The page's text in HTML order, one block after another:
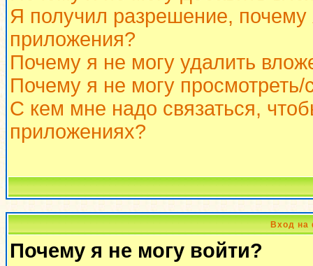
Я получил разрешение,
приложения?
Почему я не могу удалить
Почему я не могу просмотреть/
С кем мне надо связаться,
приложениях?
Вход на
Почему я не могу войти?